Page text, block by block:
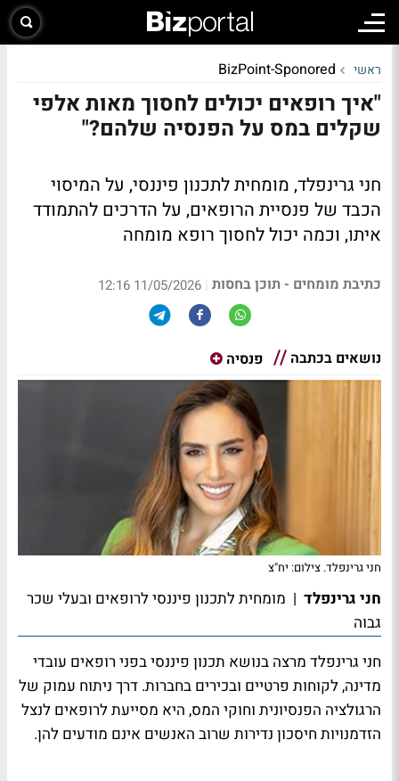
ראשי BizPoint-Sponored
"איך רופאים יכולים לחסוך מאות אלפי
שקלים במס על הפנסיה שלהם?"
חני גרינפלד, מומחית לתכנון פיננסי, על המיסוי
הכבד של פנסיית הרופאים, על הדרכים להתמודד
איתו, וכמה יכול לחסוך רופא מומחה
כתיבת מומחים - תוכן בחסות |
11/05/2026 12:16
נושאים בכתבה פנסיה
חני גרינפלד. צילום: יח"צ
חני גרינפלד | מומחית לתכנון פיננסי לרופאים ובעלי שכר
גבוה
חני גרינפלד מרצה בנושא תכנון פיננסי בפני רופאים עובדי
מדינה, לקוחות פרטיים ובכירים בחברות. דרך ניתוח עמוק של
הרגולציה הפנסיונית וחוקי המס, היא מסייעת לרופאים לנצל
הזדמנויות חיסכון נדירות שרוב האנשים אינם מודעים להן.